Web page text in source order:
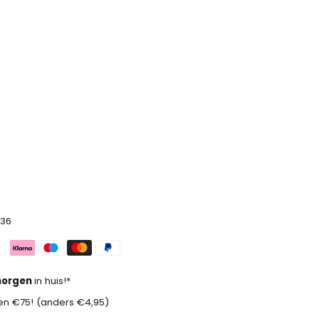
in huis!*
€75! (anders €4,95)